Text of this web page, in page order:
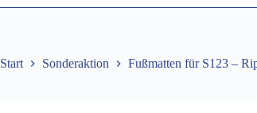
Start Sonderaktion Fußmatten für S123 –